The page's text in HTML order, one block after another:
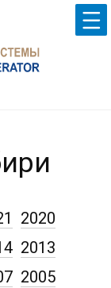
2020
2013
2005